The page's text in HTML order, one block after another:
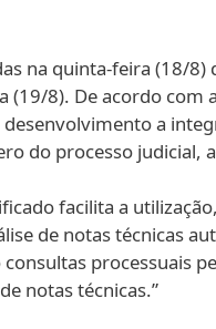
na quinta-feira (18/8)
(19/8). De acordo
a
do processo judicial,
facilita a
de notas técnicas
processuais
notas técnicas.”